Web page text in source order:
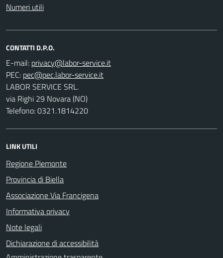
Numeri utili
CONTATTI D.P.O.
E-mail:
PEC:
LABOR SERVICE SRL.
via Righi 29 Novara (NO)
Telefono: 0321.1814220
LINK UTILI
Regione Piemonte
Provincia di Biella
Associazione Via Francigena
Informativa privacy
Note legali
Dichiarazione di accessibilità